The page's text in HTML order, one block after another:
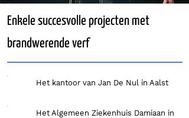
Enkele succesvolle projecten met
brandwerende verf
Het kantoor van Jan De Nul in Aalst
Het Algemeen Ziekenhuis Damiaan in